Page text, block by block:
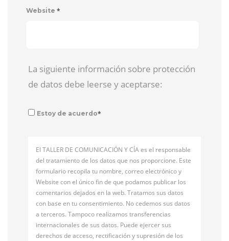
Website *
La siguiente información sobre protección
de datos debe leerse y aceptarse:
Estoy de acuerdo*
El TALLER DE COMUNICACIÓN Y CÍA es el responsable
del tratamiento de los datos que nos proporcione. Este
formulario recopila tu nombre, correo electrónico y
Website con el único fin de que podamos publicar los
comentarios dejados en la web. Tratamos sus datos
con base en tu consentimiento. No cedemos sus datos
a terceros. Tampoco realizamos transferencias
internacionales de sus datos. Puede ejercer sus
derechos de acceso, rectificación y supresión de los